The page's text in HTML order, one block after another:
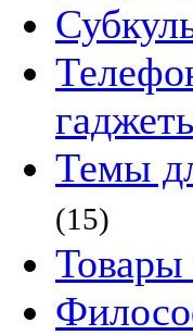
Темы
(15)
Товары